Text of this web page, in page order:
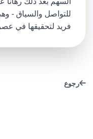
للتواصل والسياق -
فريد لتحقيقها في عصر
رجوع